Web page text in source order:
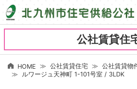
公社賃貸住
HOME 公社賃貸住宅
公社賃貸物
ルワージュ天神町 1-101号室 / 3LDK